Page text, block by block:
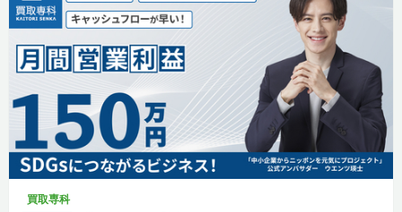
買取専科